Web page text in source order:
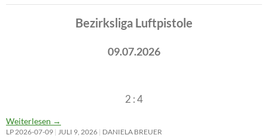
Bezirksliga Luftpistole
09.07.2026
2 : 4
Weiterlesen →
LP 2026-07-09 JULI 9, 2026 DANIELA BREUER